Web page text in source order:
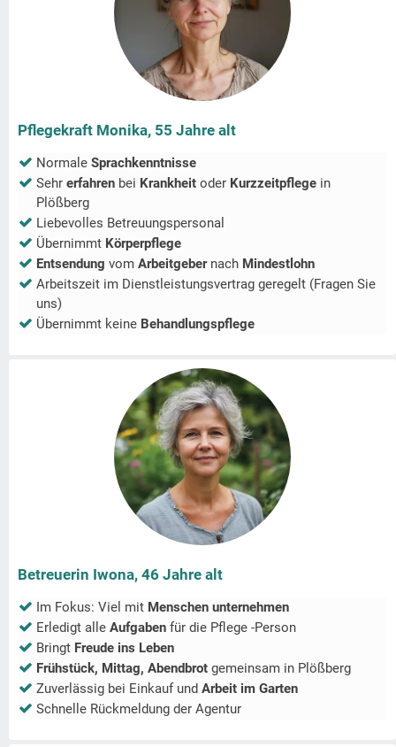
Pflegekraft Monika, 55 Jahre alt
Normale Sprachkenntnisse
Sehr erfahren bei Krankheit oder Kurzzeitpflege in
Plößberg
Liebevolles Betreuungspersonal
Übernimmt Körperpflege
Entsendung vom Arbeitgeber nach Mindestlohn
Arbeitszeit im Dienstleistungsvertrag geregelt (Fragen Sie
uns)
Übernimmt keine Behandlungspflege
Betreuerin Iwona, 46 Jahre alt
Im Fokus: Viel mit Menschen unternehmen
Erledigt alle Aufgaben für die Pflege -Person
Bringt Freude ins Leben
Frühstück, Mittag, Abendbrot gemeinsam in Plößberg
Zuverlässig bei Einkauf und Arbeit im Garten
Schnelle Rückmeldung der Agentur